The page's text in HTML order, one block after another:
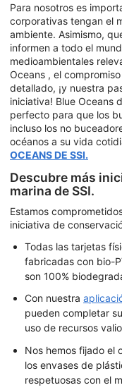
Para nosotros es
corporativas tengan el
ambiente. Asimismo,
informen a todo el
medioambientales
Oceans , el
detallado, ¡y nuestra
iniciativa! Blue Oceans
perfecto para que los
incluso los no
océanos a su vida
OCEANS DE SSI.
Descubre más
marina de SSI.
Estamos
iniciativa de
Todas las tarjetas
fabricadas con bio-
son 100%
Con nuestra
pueden completar
uso de recursos
Nos hemos fijado el
los envases de
respetuosas con el